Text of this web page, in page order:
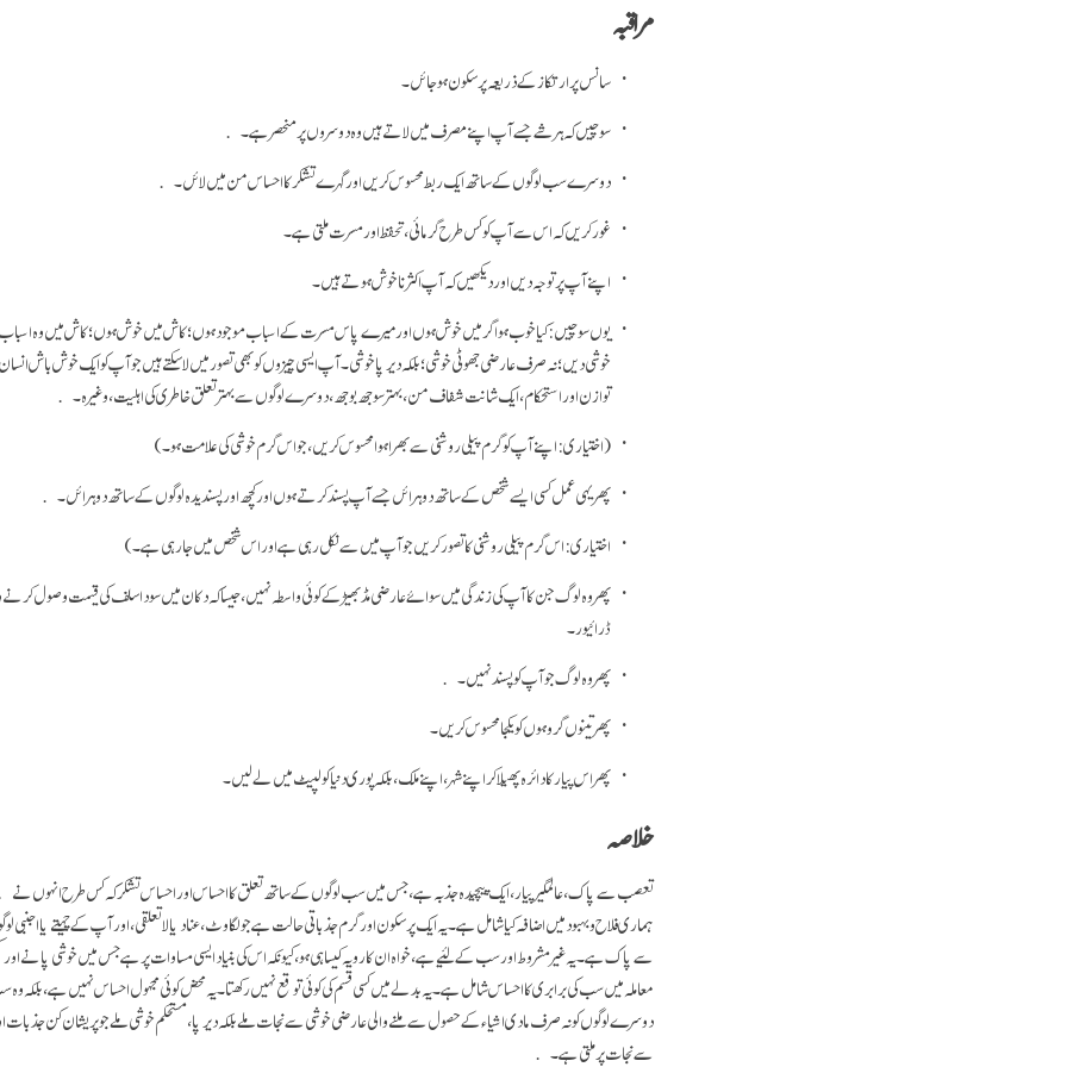
مراقبہ
سانس پر ارتکاز کے ذریعہ پر سکون ہو جائں۔
سوچیں کہ ہر شے جسے آپ اپنے مصرف میں لاتے ہیں وہ دوسروں پر منحصر ہے۔
دوسرے سب لوگوں کے ساتھ ایک ربط محسوس کریں اور گہرے تشکر کا احساس من میں لائں۔
غور کریں کہ اس سے آپ کو کس طرح گرمائی، تحفظ اور مسرت ملتی ہے۔
اپنے آپ پر توجہ دیں اور دیکھیں کہ آپ اکثر نا خوش ہوتے ہیں۔
یوں سوچیں: کیا خوب ہو اگر میں خوش ہوں اور میرے پاس مسرت کے اسباب موجود ہوں؛ کاش میں خوش ہوں؛ کاش میں وہ اسباب
خوشی دیں؛ نہ صرف عارضی جھوٹی خوشی؛ بلکہ دیرپا خوشی۔ آپ ایسی چیزوں کو بھی تصور میں لا سکتے ہیں جو آپ کو ایک خوش باش
توازن اور استحکام، ایک شانت شفاف من، بہتر سوجھ بوجھ، دوسرے لوگوں سے بہتر تعلق خاطری کی اہلیت، وغیرہ۔
(اختیاری: اپنے آپ کو گرم پیلی روشنی سے بھرا ہوا محسوس کریں، جو اس گرم خوشی کی علامت ہو۔)
پھر یہی عمل کسی ایسے شخص کے ساتھ دوہرائں جسے آپ پسند کرتے ہوں اور کچھ اور پسندیدہ لوگوں کے ساتھ دوہرائں۔
اختیاری: اس گرم پیلی روشنی کا تصور کریں جو آپ میں سے نکل رہی ہے اور اس شخص میں جا رہی ہے۔)
پھر وہ لوگ جن کا آپ کی زندگی میں سوائے عارضی مڈ بھیڑ کے کوئی واسطہ نہیں، جیسا کہ دکان میں سودا سلف کی قیمت وصول کرنے
ڈرائیور۔
پھر وہ لوگ جو آپ کو پسند نہیں۔
پھر تینوں گروہوں کو یکجا محسوس کریں۔
پھر اس پیار کا دائرہ پھیلا کر اپنے شہر، اپنے ملک، بلکہ پوری دنیا کو لپیٹ میں لے لیں۔
خلاصہ
تعصب سے پاک، عالمگیر پیار، ایک پیچیدہ جذبہ ہے، جس میں سب لوگوں کے ساتھ تعلق کا احساس اور احساس تشکر کہ کس طرح انہوں نے
ہماری فلاح و بہبود میں اضافہ کیا شامل ہے۔ یہ ایک پر سکون اور گرم جذباتی حالت ہے جو لگاوٹ، عناد یا لا تعلقی، اور آپ کے چہیتے یا
سے پاک ہے۔ یہ غیر مشروط اور سب کے لئیے ہے، خواہ ان کا رویہ کیسا ہی ہو، کیونکہ اس کی بنیاد ایسی مساوات پر ہے جس میں خوشی پانے
معاملہ میں سب کی برابری کا احساس شامل ہے۔ یہ بدلے میں کسی قسم کی کوئی توقع نہیں رکھتا۔ یہ محض کوئی مجہول احساس نہیں ہے،
دوسرے لوگوں کو نہ صرف مادی اشیاء کے حصول سے ملنے والی عارضی خوشی سے نجات ملے بلکہ دیرپا، مستحکم خوشی ملے جو پریشان کن جذبات
سے نجات پر ملتی ہے۔